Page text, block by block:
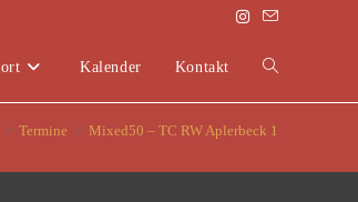
Kalender Kontakt
> Termine > Mixed50 – TC RW Aplerbeck 1